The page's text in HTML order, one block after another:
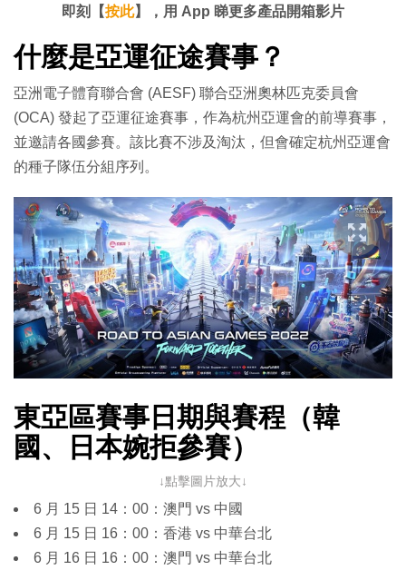
:
1
1
0
%
時
即刻【按此】，用 App 睇更多產品開箱影片
什麼是亞運征途賽事？
亞洲電子體育聯合會 (AESF) 聯合亞洲奧林匹克委員會
(OCA) 發起了亞運征途賽事，作為杭州亞運會的前導賽事，
並邀請各國參賽。該比賽不涉及淘汰，但會確定杭州亞運會
的種子隊伍分組序列。
東亞區賽事日期與賽程（韓
國、日本婉拒參賽）
↓點擊圖片放大↓
6 月 15 日 14：00：澳門 vs 中國
6 月 15 日 16：00：香港 vs 中華台北
6 月 16 日 16：00：澳門 vs 中華台北